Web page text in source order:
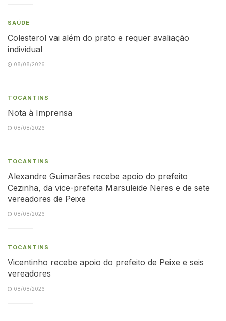
SAÚDE
Colesterol vai além do prato e requer avaliação
individual
08/08/2026
TOCANTINS
Nota à Imprensa
08/08/2026
TOCANTINS
Alexandre Guimarães recebe apoio do prefeito
Cezinha, da vice-prefeita Marsuleide Neres e de sete
vereadores de Peixe
08/08/2026
TOCANTINS
Vicentinho recebe apoio do prefeito de Peixe e seis
vereadores
08/08/2026